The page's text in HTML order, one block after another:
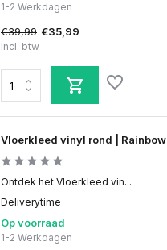
1-2 Werkdagen
€39,99 €35,99
Incl. btw
Vloerkleed vinyl rond | Rainbow
Ontdek het Vloerkleed vin...
Deliverytime
Op voorraad
1-2 Werkdagen